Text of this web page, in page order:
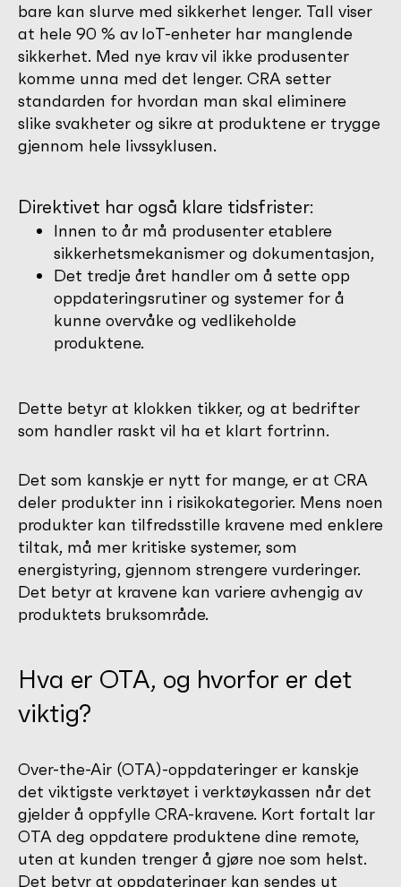
bare kan slurve med sikkerhet lenger. Tall viser
at hele 90 % av IoT-enheter har manglende
sikkerhet. Med nye krav vil ikke produsenter
komme unna med det lenger. CRA setter
standarden for hvordan man skal eliminere
slike svakheter og sikre at produktene er trygge
gjennom hele livssyklusen.
Direktivet har også klare tidsfrister:
Innen to år må produsenter etablere
sikkerhetsmekanismer og dokumentasjon,
Det tredje året handler om å sette opp
oppdateringsrutiner og systemer for å
kunne overvåke og vedlikeholde
produktene.
Dette betyr at klokken tikker, og at bedrifter
som handler raskt vil ha et klart fortrinn.
Det som kanskje er nytt for mange, er at CRA
deler produkter inn i risikokategorier. Mens noen
produkter kan tilfredsstille kravene med enklere
tiltak, må mer kritiske systemer, som
energistyring, gjennom strengere vurderinger.
Det betyr at kravene kan variere avhengig av
produktets bruksområde.
Hva er OTA, og hvorfor er det
viktig?
Over-the-Air (OTA)-oppdateringer er kanskje
det viktigste verktøyet i verktøykassen når det
gjelder å oppfylle CRA-kravene. Kort fortalt lar
OTA deg oppdatere produktene dine remote,
uten at kunden trenger å gjøre noe som helst.
Det betyr at oppdateringer kan sendes ut